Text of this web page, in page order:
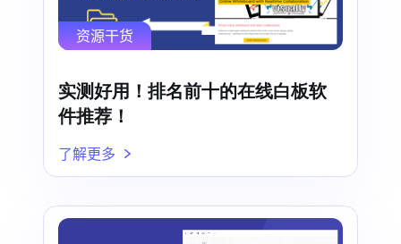
资源干货
实测好用！排名前十的在线白板软
件推荐！
了解更多